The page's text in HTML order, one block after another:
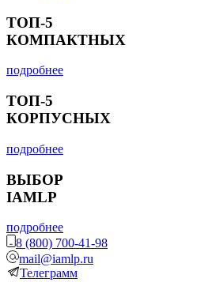
ТОП-5
КОМПАКТНЫХ
подробнее
ТОП-5
КОРПУСНЫХ
подробнее
ВЫБОР
IAMLP
подробнее
8 (800) 700-41-98
mail@iamlp.ru
Телеграмм